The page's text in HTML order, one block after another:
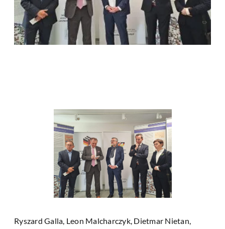
Ryszard Galla, Leon Malcharczyk, Dietmar Nietan,